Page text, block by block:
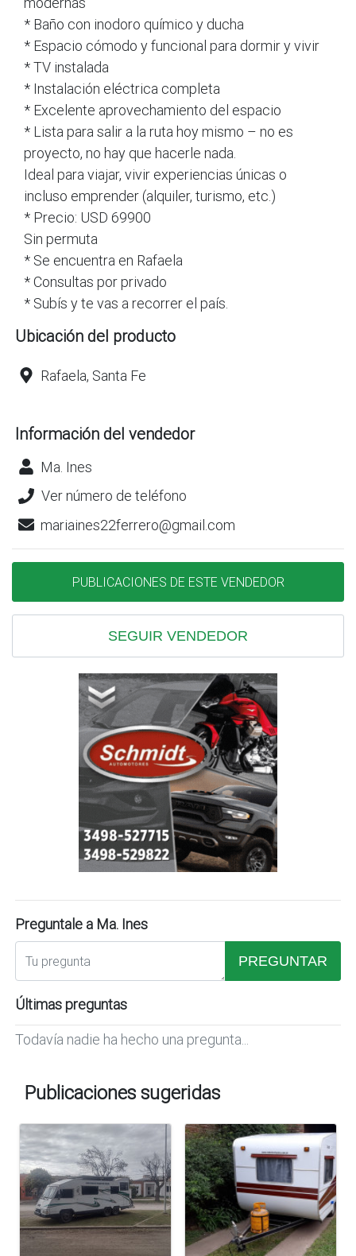
* Baño con inodoro químico y ducha
* Espacio cómodo y funcional para dormir y vivir
* TV instalada
* Instalación eléctrica completa
* Excelente aprovechamiento del espacio
* Lista para salir a la ruta hoy mismo – no es
proyecto, no hay que hacerle nada.
Ideal para viajar, vivir experiencias únicas o
incluso emprender (alquiler, turismo, etc.)
* Precio: USD 69900
Sin permuta
* Se encuentra en Rafaela
* Consultas por privado
* Subís y te vas a recorrer el país.
Ubicación del producto
Rafaela, Santa Fe
Información del vendedor
Ma. Ines
Ver número de teléfono
mariaines22ferrero@gmail.com
PUBLICACIONES DE ESTE VENDEDOR
SEGUIR VENDEDOR
Preguntale a Ma. Ines
PREGUNTAR
Últimas preguntas
Todavía nadie ha hecho una pregunta...
Publicaciones sugeridas